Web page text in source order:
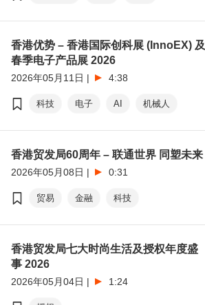
香港优势 – 香港国际创科展 (InnoEX) 及
春季电子产品展 2026
2026年05月11日 | 4:38
科技 电子 AI 机械人
香港贸发局60周年 – 联通世界 同塑未来
2026年05月08日 | 0:31
贸易 金融 科技
香港贸发局七大时尚生活及授权年度盛
事 2026
2026年05月04日 | 1:24